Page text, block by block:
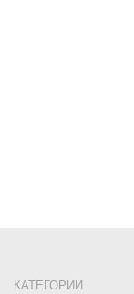
КАТЕГОРИИ